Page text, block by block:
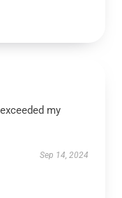
my
Sep 14, 2024